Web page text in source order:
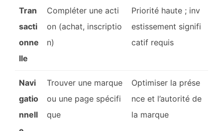
Tran
sacti
onne
lle
Compléter une acti
on (achat, inscriptio
n)
Priorité haute ; inv
estissement signifi
catif requis
Navi
gatio
nnell
Trouver une marque
ou une page spécifi
que
Optimiser la prése
nce et l’autorité de
la marque